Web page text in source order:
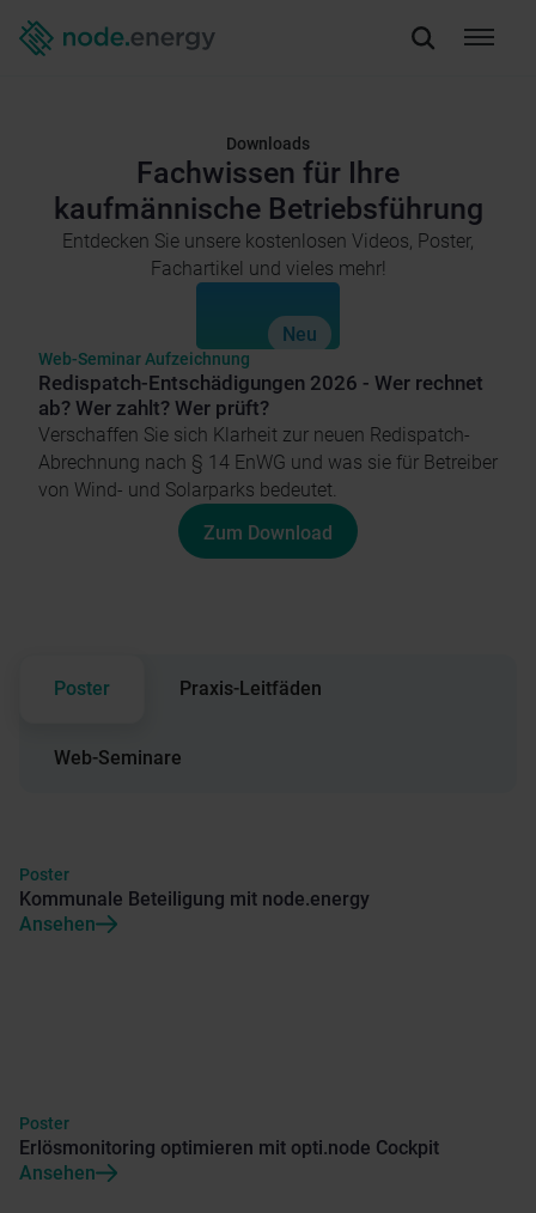
Downloads
Fachwissen für Ihre
kaufmännische Betriebsführung
Entdecken Sie unsere kostenlosen Videos, Poster,
Fachartikel und vieles mehr!
Neu
Web-Seminar Aufzeichnung
Redispatch-Entschädigungen 2026 - Wer rechnet
ab? Wer zahlt? Wer prüft?
Verschaffen Sie sich Klarheit zur neuen Redispatch-
Abrechnung nach § 14 EnWG und was sie für Betreiber
von Wind- und Solarparks bedeutet.
Zum Download
Poster Praxis-Leitfäden
Web-Seminare
Poster
Kommunale Beteiligung mit node.energy
Ansehen
Poster
Erlösmonitoring optimieren mit opti.node Cockpit
Ansehen